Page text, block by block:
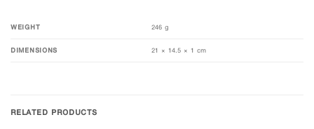
WEIGHT
246 g
DIMENSIONS
21 × 14.5 × 1 cm
RELATED PRODUCTS